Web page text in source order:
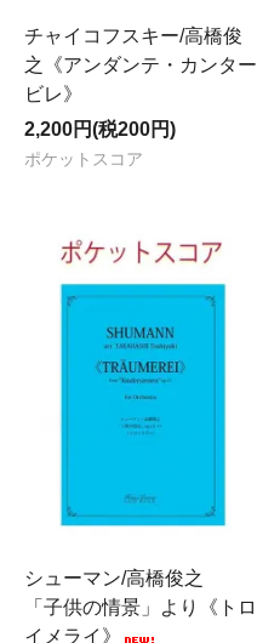
チャイコフスキー/高橋俊
之《アンダンテ・カンター
ビレ》
2,200円(税200円)
ポケットスコア
シューマン/高橋俊之
「子供の情景」より《トロ
イメライ》